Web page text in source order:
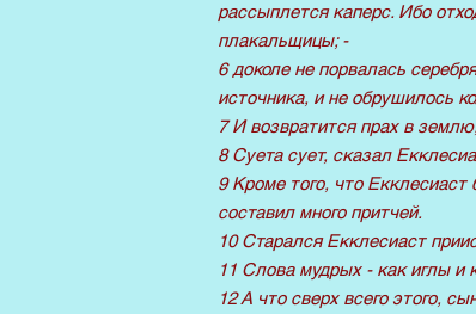
рассыплется каперс. Ибо
плакальщицы; -
6 доколе не порвалась
источника, и не обрушилось
7 И возвратится прах в
8 Суета сует, сказал
9 Кроме того, что
составил много притчей.
10 Старался Екклесиаст
11 Слова мудрых - как иглы и
12 А что сверх всего этого,